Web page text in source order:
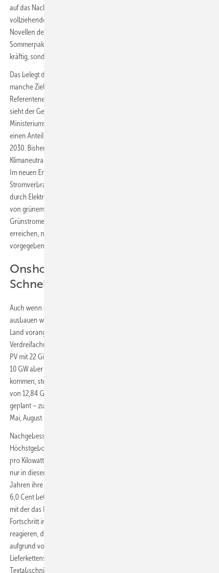
auf das Nachbarland Ukraine verdeutlicht und auf die sich rasant
vollziehende Abnabelung von Russlands Rohstofflieferungen. Die
Novellen des Osterpakets und eines zur Vorlage im Juli vorgesehenen
Sommerpakets sollen die Energiewende daher nicht nur besonders
kräftig, sondern auch besonders schnell ausfallen lassen.
Das belegt der im Bundestag gelesene Regierungsentwurf, der
manche Ziele und Instrumente im Vergleich zu den ersten
Referentenentwürfen der Novellen aus dem März noch verschärft. So
sieht der Gesetzentwurf wie schon der Referentenentwurf des
Ministeriums eine fast klimaneutrale Stromerzeugung 2035 vor sowie
einen Anteil von 80 Prozent Erneuerbaren-Strom im Netz im Jahr
2030. Bisher zielt das Erneuerbare-Energien-Gesetz (EEG) auf die
Klimaneutralität der Stromversorgung lediglich „vor dem Jahr 2050“.
Im neuen Entwurf rechnet die Regierung zudem mit einem Anstieg des
Stromverbrauchs von heute 560 auf 750 Terawattstunden (TWh)
durch Elektromobilität, Digitalisierung und synthetische Erzeugung
von grünem Wasserstoff als emissionsfreiem Energieträger. Die
Grünstromerzeugung muss demnach 2030 schon 600 TWh
erreichen, nochmals 28 TWh mehr als im Referentenentwurf
vorgegeben.
Onshore-Windenergie braucht
Schnellstart
Auch wenn die Bundesregierung die Photovoltaik (PV) am stärksten
ausbauen will: Am schnellsten muss es zunächst bei Windenergie an
Land vorangehen. Für beide Technologien ist eine zügige
Verdreifachung des jährlichen Zubaus von 2022 vorgesehen, die bei
PV mit 22 Gigawatt (GW) im Jahr 2026, bei Onshore-Windenergie mit
10 GW aber schon 2025 erreicht sein soll. Um schnell auf Touren zu
kommen, steht 2023 ein einmaliges Rekordausschreibungsvolumen
von 12,84 GW Onshore-Wind-energie an, danach sind jährlich 10 GW
geplant – zu regelmäßigen Terminen immer am jeweils ersten Februar,
Mai, August und November.
Nachgebessert hat die Regierung auch bei den zulässigen
Höchstgeboten der Tender. Für Einspeisetarife von bis zu 5,88 Cent
pro Kilowattstunde (kWh) dürfen die Windparkprojektierer nun nicht
nur in diesem Jahr, sondern auch noch in den kommenden beiden
Jahren ihre Einspeisung anbieten. 2021 hatte das Höchstgebotslimit
6,0 Cent betragen. Erst 2025 würde die Degression wieder eintreten,
mit der das EEG die Kostensenkungen durch technologischen
Fortschritt in den Wettbewerb einpreist. Berlin will so darauf
reagieren, dass „die Kostenpositionen für die Anlagen derzeit
aufgrund von Kostensteigerungen, Inflation und
Lieferkettenschwierigkeiten steigen“, wie es in den erklärenden
Textabschnitten heißt. Wie schon im Referentenentwurf vom März